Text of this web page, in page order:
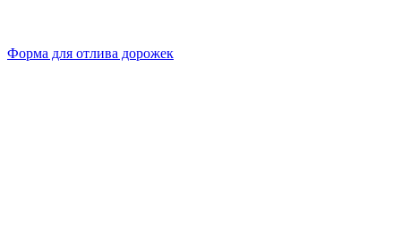
Форма для отлива дорожек